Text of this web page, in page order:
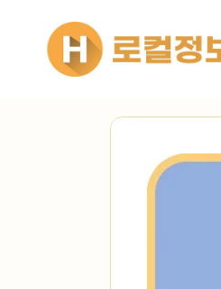
건너뛰기